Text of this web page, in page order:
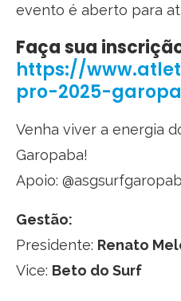
evento é aberto para
Faça sua
https://
pro-2025-
Venha viver a energia
Garopaba!
Apoio:
Gestão:
Presidente: Renato
Vice: Beto do Surf